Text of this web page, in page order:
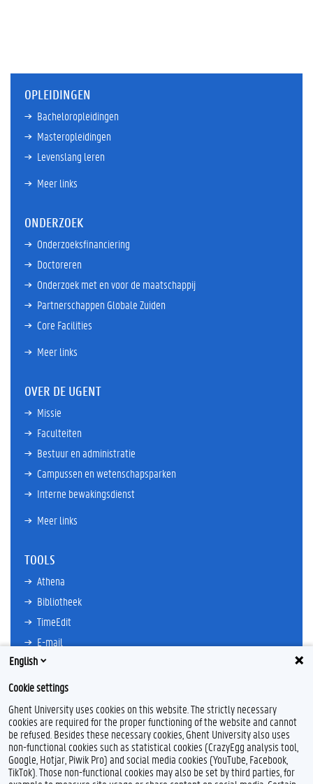
OPLEIDINGEN
Bacheloropleidingen
Masteropleidingen
Levenslang leren
Meer links
ONDERZOEK
Onderzoeksfinanciering
Doctoreren
Onderzoek met en voor de maatschappij
Partnerschappen Globale Zuiden
Core Facilities
Meer links
OVER DE UGENT
Missie
Faculteiten
Bestuur en administratie
Campussen en wetenschapsparken
Interne bewakingsdienst
Meer links
TOOLS
Athena
Bibliotheek
TimeEdit
E-mail
Ufora
Oasis
Research Explorer
F
a
c
L
i
n
Y
o
u
I
n
s
English
Cookie settings
Ghent University uses cookies on this website. The strictly necessary
cookies are required for the proper functioning of the website and cannot
be refused. Besides these necessary cookies, Ghent University also uses
non-functional cookies such as statistical cookies (CrazyEgg analysis tool,
Google, Hotjar, Piwik Pro) and social media cookies (YouTube, Facebook,
TikTok). Those non-functional cookies may also be set by third parties, for